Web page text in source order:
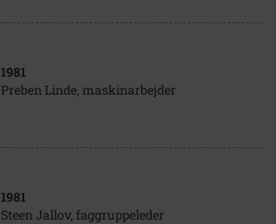
1981
Preben Linde, maskinarbejder
1981
Steen Jallov, faggruppeleder